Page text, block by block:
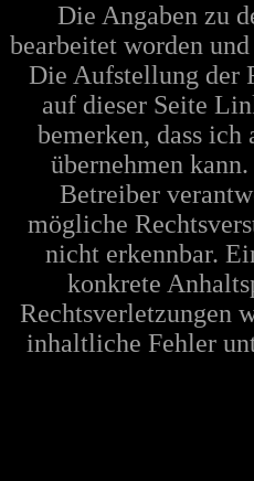
Die Angaben zu
bearbeitet worden
Die Aufstellung der
auf dieser Seite
bemerken, dass
übernehmen
Betreiber
mögliche
nicht erkennbar.
konkrete
Rechtsverletzungen
inhaltliche Fehler